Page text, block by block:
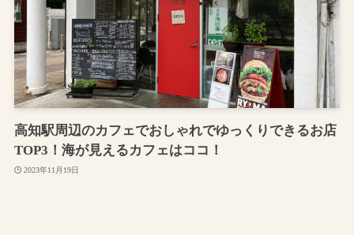
高知駅周辺のカフェでおしゃれでゆっくりできるお店
TOP3！海が見えるカフェはココ！
2023年11月19日